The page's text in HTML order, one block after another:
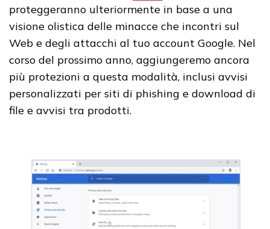
proteggeranno ulteriormente in base a una
visione olistica delle minacce che incontri sul
Web e degli attacchi al tuo account Google. Nel
corso del prossimo anno, aggiungeremo ancora
più protezioni a questa modalità, inclusi avvisi
personalizzati per siti di phishing e download di
file e avvisi tra prodotti.